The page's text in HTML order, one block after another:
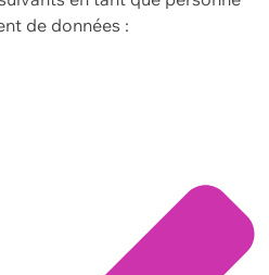
de données :